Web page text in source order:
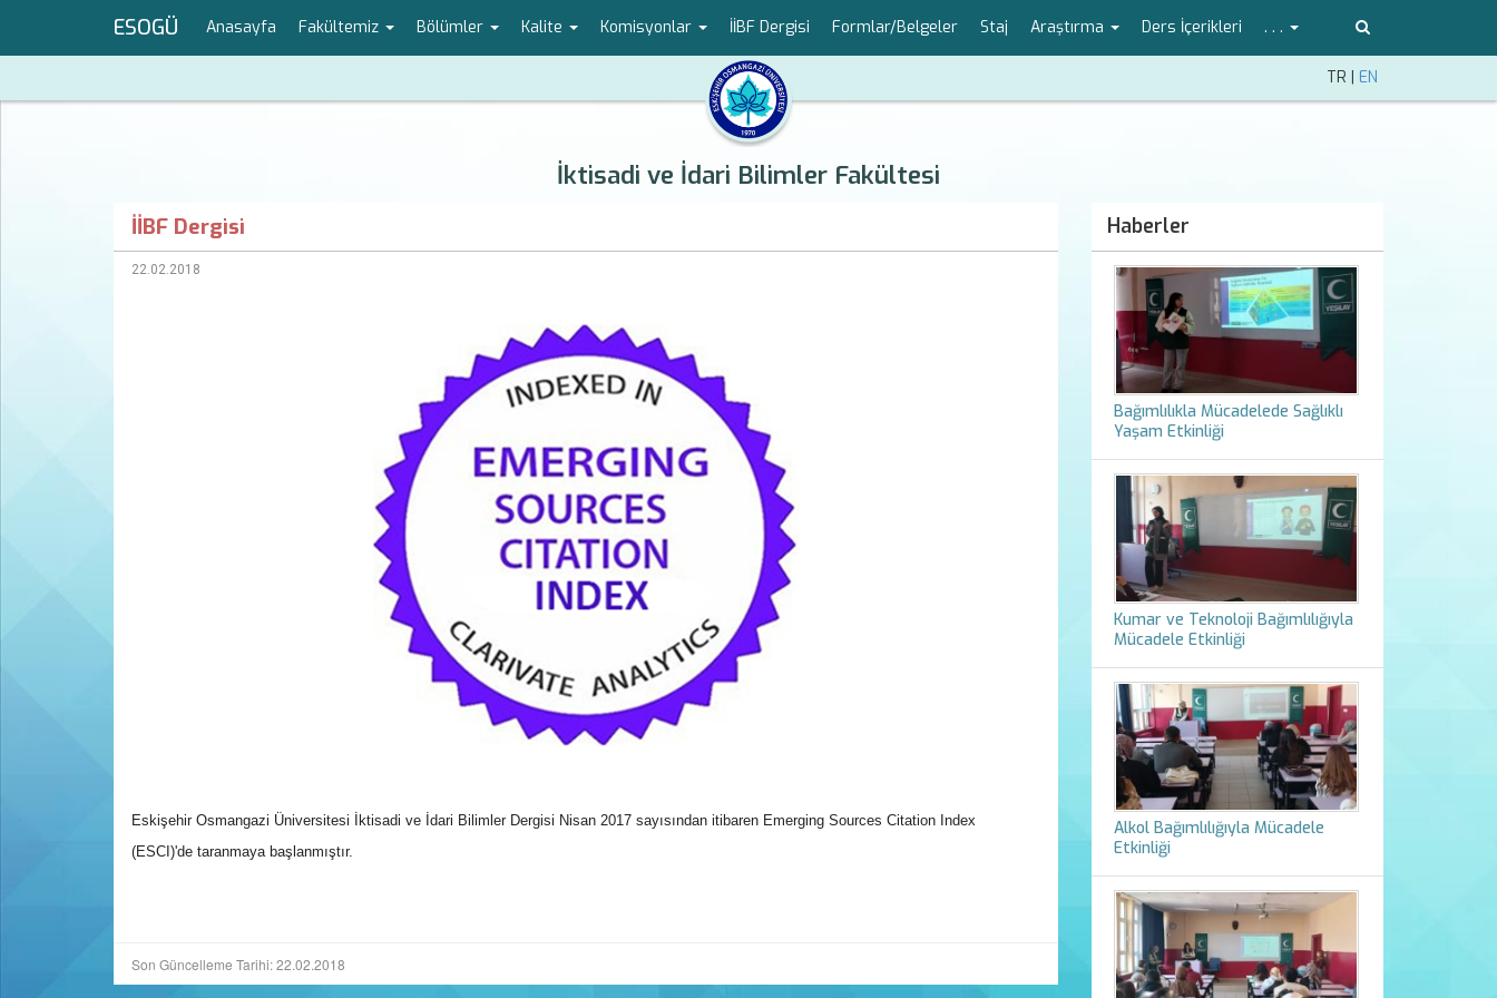
ESOGÜ Anasayfa Fakültemiz Bölümler Kalite Komisyonlar İİBF Dergisi Formlar/Belgeler Staj Araştırma Ders İçerikleri . . .
TR | EN
İktisadi ve İdari Bilimler Fakültesi
İİBF Dergisi
22.02.2018
Eskişehir Osmangazi Üniversitesi İktisadi ve İdari Bilimler Dergisi Nisan 2017 sayısından itibaren Emerging Sources Citation Index
(ESCI)'de taranmaya başlanmıştır.
Son Güncelleme Tarihi: 22.02.2018
Haberler
Bağımlılıkla Mücadelede Sağlıklı
Yaşam Etkinliği
Kumar ve Teknoloji Bağımlılığıyla
Mücadele Etkinliği
Alkol Bağımlılığıyla Mücadele
Etkinliği